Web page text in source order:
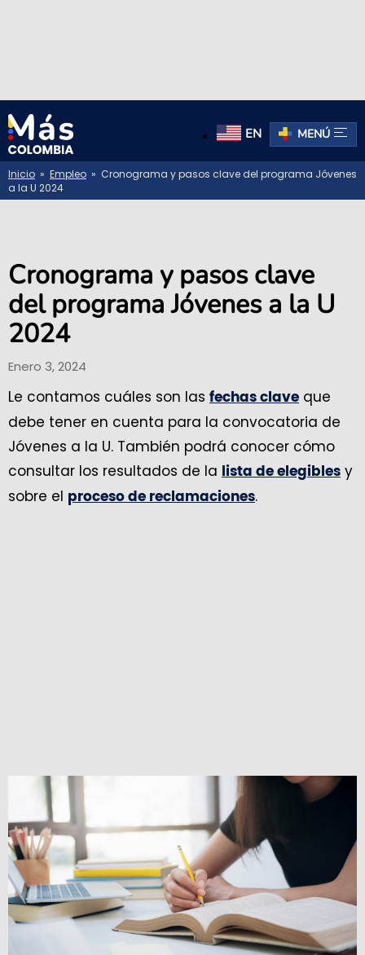
EN MENÚ
Inicio » Empleo » Cronograma y pasos clave del programa Jóvenes
a la U 2024
Cronograma y pasos clave
del programa Jóvenes a la U
2024
Enero 3, 2024
Le contamos cuáles son las fechas clave que
debe tener en cuenta para la convocatoria de
Jóvenes a la U. También podrá conocer cómo
consultar los resultados de la
lista de elegibles y
sobre el proceso de reclamaciones.